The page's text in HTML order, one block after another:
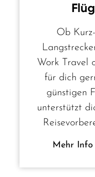
Ob
Work Travel
für dich
günstigen
unterstützt
Mehr Info